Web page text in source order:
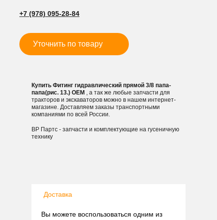
13.)
+7 (978) 095-28-84
Уточнить по товару
Купить Фитинг гидравлический прямой 3/8 папа-
папа(рис. 13.) OEM , а так же любые запчасти для
тракторов и экскаваторов можно в нашем интернет-
магазине. Доставляем заказы транспортными
компаниями по всей России.
ВР Партс - запчасти и комплектующие на гусеничную
технику
Доставка
Вы можете воспользоваться одним из